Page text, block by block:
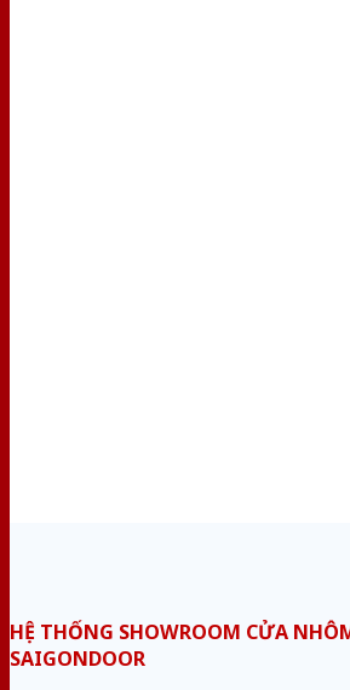
HỆ THỐNG SHOWROOM CỬA
SAIGONDOOR